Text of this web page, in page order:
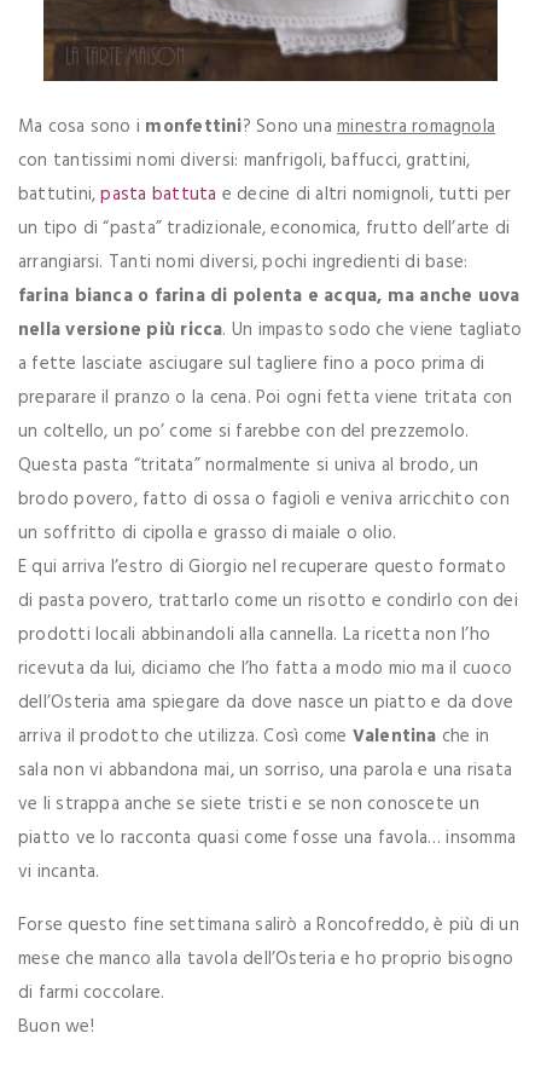
Ma cosa sono i monfettini? Sono unaminestra romagnola
con tantissimi nomi diversi: manfrigoli, baffucci, grattini,
battutini,pasta battuta e decine di altri nomignoli, tutti per
un tipo di “pasta” tradizionale, economica, frutto dell’arte di
arrangiarsi. Tanti nomi diversi, pochi ingredienti di base:
farina bianca o farina di polenta e acqua, ma anche uova
nella versione più ricca. Un impasto sodo che viene tagliato
a fette lasciate asciugare sul tagliere fino a poco prima di
preparare il pranzo o la cena. Poi ogni fetta viene tritata con
un coltello, un po’ come si farebbe con del prezzemolo.
Questa pasta “tritata” normalmente si univa al brodo, un
brodo povero, fatto di ossa o fagioli e veniva arricchito con
un soffritto di cipolla e grasso di maiale o olio.
E qui arriva l’estro di Giorgio nel recuperare questo formato
di pasta povero, trattarlo come un risotto e condirlo con dei
prodotti locali abbinandoli alla cannella. La ricetta non l’ho
ricevuta da lui, diciamo che l’ho fatta a modo mio ma il cuoco
dell’Osteria ama spiegare da dove nasce un piatto e da dove
arriva il prodotto che utilizza. Così come Valentina che in
sala non vi abbandona mai, un sorriso, una parola e una risata
ve li strappa anche se siete tristi e se non conoscete un
piatto ve lo racconta quasi come fosse una favola… insomma
vi incanta.
Forse questo fine settimana salirò a Roncofreddo, è più di un
mese che manco alla tavola dell’Osteria e ho proprio bisogno
di farmi coccolare.
Buon we!